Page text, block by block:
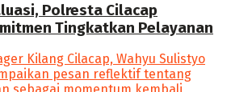
Polresta Cilacap
Tingkatkan Pelayanan